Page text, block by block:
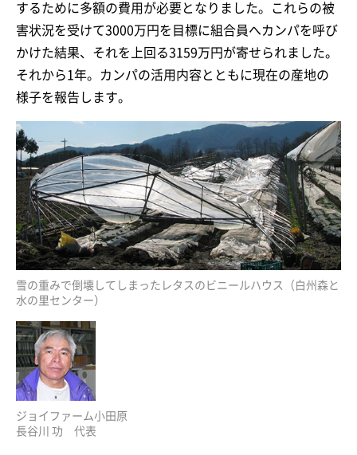
するために多額の費用が必要となりました。これらの被
害状況を受けて3000万円を目標に組合員へカンパを呼び
かけた結果、それを上回る3159万円が寄せられました。
それから1年。カンパの活用内容とともに現在の産地の
様子を報告します。
雪の重みで倒壊してしまったレタスのビニールハウス（白州森と
水の里センター）
ジョイファーム小田原
長谷川 功 代表